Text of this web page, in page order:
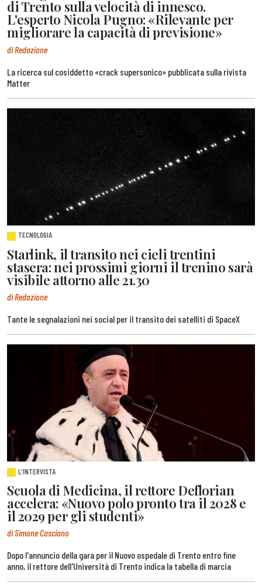
di Trento sulla velocità di innesco.
L'esperto Nicola Pugno: «Rilevante per
migliorare la capacità di previsione»
di Redazione
La ricerca sul cosiddetto «crack supersonico» pubblicata sulla rivista
Matter
TECNOLOGIA
Starlink, il transito nei cieli trentini
stasera: nei prossimi giorni il trenino sarà
visibile attorno alle 21.30
di Redazione
Tante le segnalazioni nei social per il transito dei satelliti di SpaceX
L'INTERVISTA
Scuola di Medicina, il rettore Deflorian
accelera: «Nuovo polo pronto tra il 2028 e
il 2029 per gli studenti»
di Simone Casciano
Dopo l'annuncio della gara per il Nuovo ospedale di Trento entro fine
anno, il rettore dell'Università di Trento indica la tabella di marcia